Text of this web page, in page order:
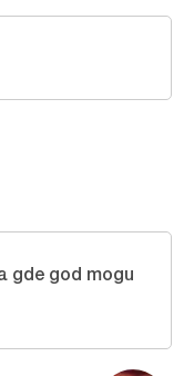
gde god mogu